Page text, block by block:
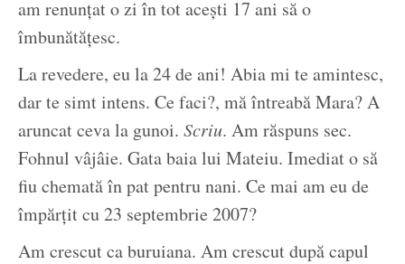
am renunțat o zi în tot acești 17 ani să o
îmbunătățesc.
La revedere, eu la 24 de ani! Abia mi te amintesc,
dar te simt intens. Ce faci?, mă întreabă Mara? A
aruncat ceva la gunoi. Scriu. Am răspuns sec.
Fohnul vâjâie. Gata baia lui Mateiu. Imediat o să
fiu chemată în pat pentru nani. Ce mai am eu de
împărțit cu 23 septembrie 2007?
Am crescut ca buruiana. Am crescut după capul